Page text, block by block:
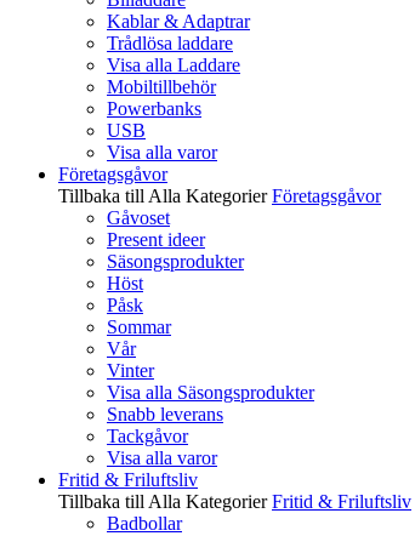
Kablar & Adaptrar
Trådlösa laddare
Visa alla Laddare
Mobiltillbehör
Powerbanks
USB
Visa alla varor
Företagsgåvor
Tillbaka till Alla Kategorier Företagsgåvor
Gåvoset
Present ideer
Säsongsprodukter
Höst
Påsk
Sommar
Vår
Vinter
Visa alla Säsongsprodukter
Snabb leverans
Tackgåvor
Visa alla varor
Fritid & Friluftsliv
Tillbaka till Alla Kategorier Fritid & Friluftsliv
Badbollar